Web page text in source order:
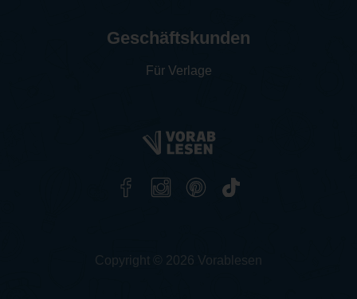
Geschäftskunden
Für Verlage
Copyright © 2026 Vorablesen